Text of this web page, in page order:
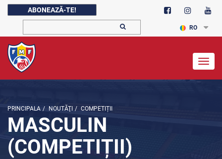
ABONEAZĂ-TE!
RO
PRINCIPALA / NOUTĂŢI / COMPETIȚII
MASCULIN
(COMPETIȚII)